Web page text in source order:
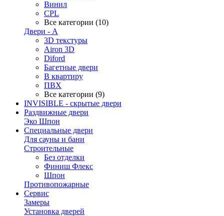
Винил
CPL
Все категории (10)
Двери - А
3D текстуры
Airon 3D
Diford
Багетные двери
В квартиру
ПВХ
Все категории (9)
INVISIBLE - скрытые двери
Раздвижные двери
Эко Шпон
Специальные двери
Для сауны и бани
Строительные
Без отделки
Финиш Флекс
Шпон
Противопожарные
Сервис
Замеры
Установка дверей